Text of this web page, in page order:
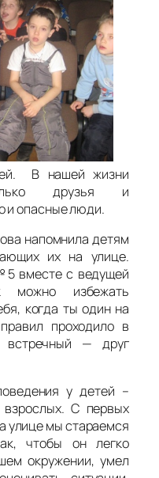
В нашей жизни
друзья и
и опасные люди.
напомнила детям
их на улице.
вместе с ведущей
можно избежать
когда ты один на
проходило в
— друг
у детей –
С первых
улице мы стараемся
чтобы он легко
окружении, умел